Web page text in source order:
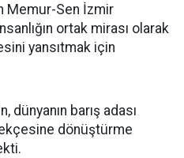
Memur-Sen İzmir
ortak mirası olarak
yansıtmak için
dünyanın barış adası
dönüştürme